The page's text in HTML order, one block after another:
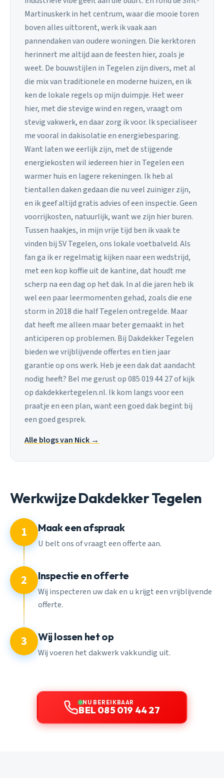
Martinuskerk in het centrum, waar die mooie toren
boven alles uittorent, werk ik vaak aan
pannendaken van oudere woningen. Die kerktoren
herinnert me altijd aan de feesten hier, zoals je
weet. De bouwstijlen in Tegelen zijn divers, met al
die mix van traditionele en moderne huizen, en ik
ken de lokale regels op mijn duimpje. Het weer
hier, met die stevige wind en regen, vraagt om
stevig vakwerk, en daar zorg ik voor. Ik specialiseer
me vooral in dakisolatie en energiebesparing.
Want laten we eerlijk zijn, met de stijgende
energiekosten wil iedereen hier in Tegelen een
warmer huis en lagere rekeningen. Ik heb al
tientallen daken gedaan die nu veel zuiniger zijn,
en ik geef altijd gratis advies of een inspectie. Geen
voorrijkosten, natuurlijk, want we zijn hier buren.
Tussen haakjes, in mijn vrije tijd ben ik vaak te
vinden bij SV Tegelen, ons lokale voetbalveld. Als
fan ga ik er regelmatig kijken naar een wedstrijd,
met een kop koffie uit de kantine, dat houdt me
scherp na een dag op het dak. In al die jaren heb ik
wel een paar leermomenten gehad, zoals die ene
storm in 2018 die half Tegelen ontregelde. Maar
dat heeft me alleen maar beter gemaakt in het
anticiperen op problemen. Bij Dakdekker Tegelen
bieden we vrijblijvende offertes en tien jaar
garantie op ons werk. Heb je een dak dat aandacht
nodig heeft? Bel me gerust op 085 019 44 27 of kijk
op dakdekkertegelen.nl. Ik kom langs voor een
praatje en een plan, want een goed dak begint bij
een goed gesprek.
Alle blogs van Nick →
Werkwijze Dakdekker Tegelen
1 Maak een afspraak
U belt ons of vraagt een offerte aan.
2 Inspectie en offerte
Wij inspecteren uw dak en u krijgt een vrijblijvende
offerte.
3 Wij lossen het op
Wij voeren het dakwerk vakkundig uit.
NU BEREIKBAAR
BEL 085 019 44 27